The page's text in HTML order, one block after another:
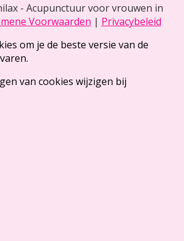
- Acupunctuur voor vrouwen in
Voorwaarden | Privacybeleid
om je de beste versie van de
van cookies wijzigen bij